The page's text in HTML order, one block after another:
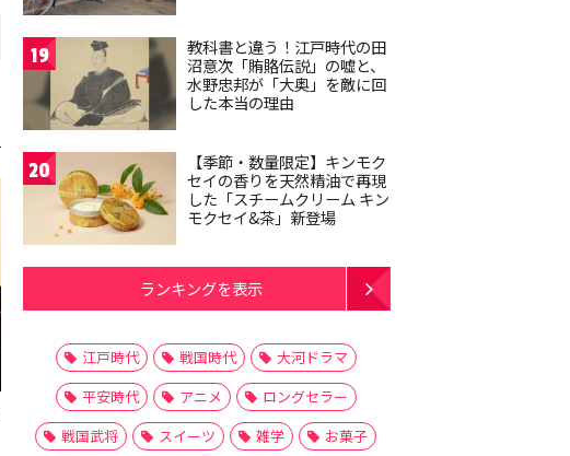
19
教科書と違う！江戸時代の田
沼意次「賄賂伝説」の嘘と、
水野忠邦が「大奥」を敵に回
した本当の理由
20
【季節・数量限定】キンモク
セイの香りを天然精油で再現
した「スチームクリーム キン
モクセイ&茶」新登場
ランキングを表示
江戸時代 戦国時代
大河ドラマ
平安時代
アニメ
ロングセラー
戦国武将
スイーツ 雑学
お菓子